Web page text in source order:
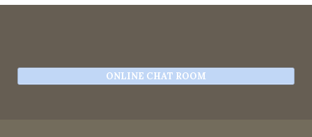
ONLINE CHAT ROOM